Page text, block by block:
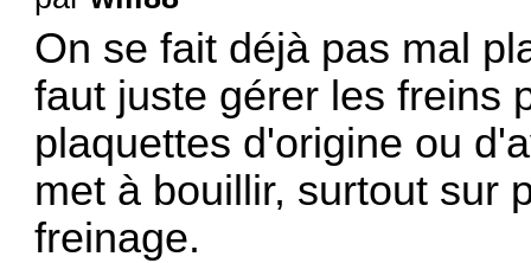
On se fait déjà pas mal
faut juste gérer les freins
plaquettes d'origine ou
met à bouillir, surtout sur
freinage.